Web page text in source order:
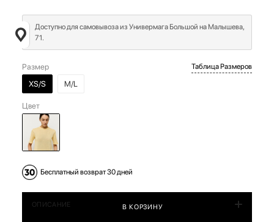
Доступно для самовывоза из Универмага Большой на Малышева,
71.
Размер
XS/S
M/L
Таблица Размеров
Цвет
Бесплатный возврат 30 дней
В КОРЗИНУ
ОПИСАНИЕ